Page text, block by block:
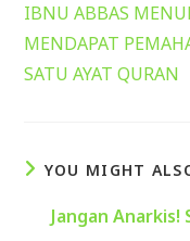
articles
IBNU ABBAS
MENDAPAT
SATU AYAT QURAN
YOU MIGHT
Jangan Anarkis!